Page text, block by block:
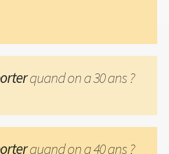
quand on a 30 ans ?
quand on a 40 ans ?